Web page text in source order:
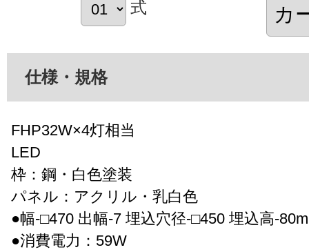
式
仕様・規格
FHP32W×4灯相当
LED
枠：鋼・白色塗装
パネル：アクリル・乳白色
●幅-□470 出幅-7 埋込穴径-□450 埋込高-
●消費電力：59W